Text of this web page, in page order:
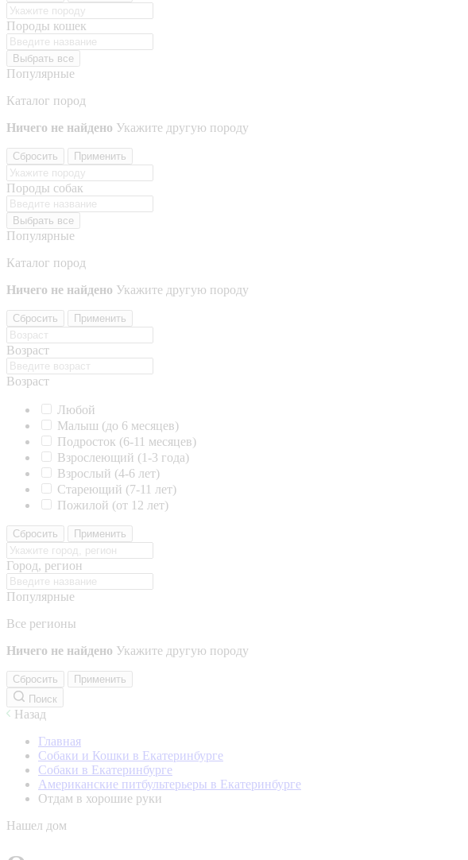
Породы кошек
Выбрать все
Популярные
Каталог пород
Ничего не найдено Укажите другую породу
Сбросить Применить
Породы собак
Выбрать все
Популярные
Каталог пород
Ничего не найдено Укажите другую породу
Сбросить Применить
Возраст
Возраст
Любой
Малыш (до 6 месяцев)
Подросток (6-11 месяцев)
Взрослеющий (1-3 года)
Взрослый (4-6 лет)
Стареющий (7-11 лет)
Пожилой (от 12 лет)
Сбросить Применить
Город, регион
Популярные
Все регионы
Ничего не найдено Укажите другую породу
Сбросить
Применить
Поиск
Назад
Главная
Собаки и Кошки в Екатеринбурге
Собаки в Екатеринбурге
Американские питбультерьеры в Екатеринбурге
Отдам в хорошие руки
Нашел дом